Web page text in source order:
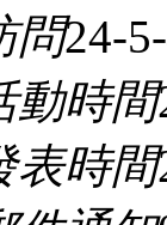
問24-
動時間
表時間